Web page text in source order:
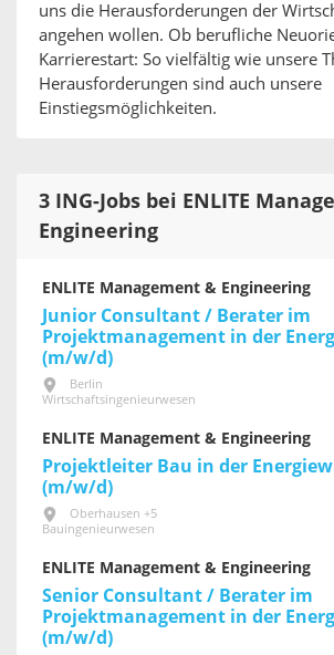
uns die Herausforderungen der
angehen wollen. Ob berufliche
Karrierestart: So vielfältig wie unsere
Herausforderungen sind auch unsere
Einstiegsmöglichkeiten.
3 ING-Jobs bei ENLITE
Engineering
ENLITE Management & Engineering
Junior Consultant / Berater im
Projektmanagement in der
(m/w/d)
Berlin
Wirtschaftsingenieurwesen
ENLITE Management & Engineering
Projektleiter Bau in der
(m/w/d)
Oberhausen +5
Bauingenieurwesen
ENLITE Management & Engineering
Senior Consultant / Berater im
Projektmanagement in der
(m/w/d)